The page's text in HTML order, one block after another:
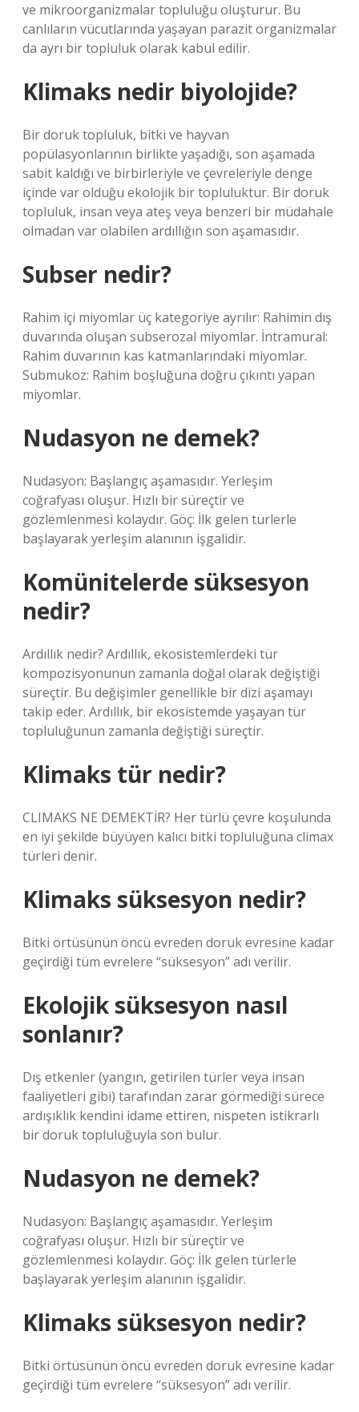
ve mikroorganizmalar topluluğu oluşturur. Bu
canlıların vücutlarında yaşayan parazit organizmalar
da ayrı bir topluluk olarak kabul edilir.
Klimaks nedir biyolojide?
Bir doruk topluluk, bitki ve hayvan
popülasyonlarının birlikte yaşadığı, son aşamada
sabit kaldığı ve birbirleriyle ve çevreleriyle denge
içinde var olduğu ekolojik bir topluluktur. Bir doruk
topluluk, insan veya ateş veya benzeri bir müdahale
olmadan var olabilen ardıllığın son aşamasıdır.
Subser nedir?
Rahim içi miyomlar üç kategoriye ayrılır: Rahimin dış
duvarında oluşan subserozal miyomlar. İntramural:
Rahim duvarının kas katmanlarındaki miyomlar.
Submukoz: Rahim boşluğuna doğru çıkıntı yapan
miyomlar.
Nudasyon ne demek?
Nudasyon: Başlangıç ​​aşamasıdır. Yerleşim
coğrafyası oluşur. Hızlı bir süreçtir ve
gözlemlenmesi kolaydır. Göç: İlk gelen türlerle
başlayarak yerleşim alanının işgalidir.
Komünitelerde süksesyon
nedir?
Ardıllık nedir? Ardıllık, ekosistemlerdeki tür
kompozisyonunun zamanla doğal olarak değiştiği
süreçtir. Bu değişimler genellikle bir dizi aşamayı
takip eder. Ardıllık, bir ekosistemde yaşayan tür
topluluğunun zamanla değiştiği süreçtir.
Klimaks tür nedir?
CLIMAKS NE DEMEKTİR? Her türlü çevre koşulunda
en iyi şekilde büyüyen kalıcı bitki topluluğuna climax
türleri denir.
Klimaks süksesyon nedir?
Bitki örtüsünün öncü evreden doruk evresine kadar
geçirdiği tüm evrelere “süksesyon” adı verilir.
Ekolojik süksesyon nasıl
sonlanır?
Dış etkenler (yangın, getirilen türler veya insan
faaliyetleri gibi) tarafından zarar görmediği sürece
ardışıklık kendini idame ettiren, nispeten istikrarlı
bir doruk topluluğuyla son bulur.
Nudasyon ne demek?
Nudasyon: Başlangıç ​​aşamasıdır. Yerleşim
coğrafyası oluşur. Hızlı bir süreçtir ve
gözlemlenmesi kolaydır. Göç: İlk gelen türlerle
başlayarak yerleşim alanının işgalidir.
Klimaks süksesyon nedir?
Bitki örtüsünün öncü evreden doruk evresine kadar
geçirdiği tüm evrelere “süksesyon” adı verilir.